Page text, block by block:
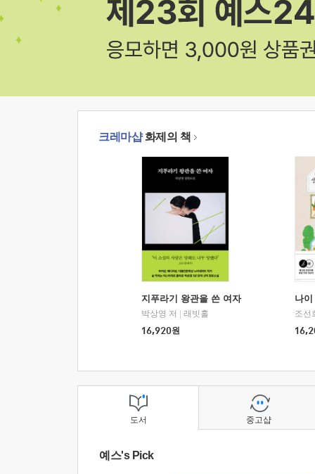
크레마샵화제의 책
지푸라기 왕관을 쓴 여자
박상영 저
래빗홀
16,920원
나
조선
도서
예스's Pick
중고샵